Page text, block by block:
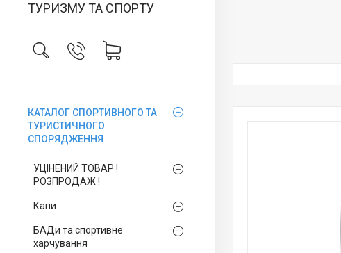
ТУРИЗМУ ТА СПОРТУ
КАТАЛОГ СПОРТИВНОГО ТА
ТУРИСТИЧНОГО
СПОРЯДЖЕННЯ
УЦІНЕНИЙ ТОВАР !
РОЗПРОДАЖ !
Капи
БАДи та спортивне
харчування